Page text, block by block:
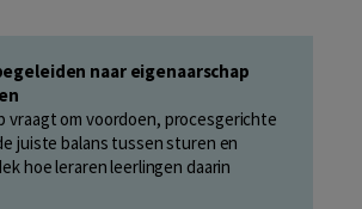
naar eigenaarschap
vraagt om voordoen, procesgerichte
juiste balans tussen sturen en
hoe leraren leerlingen daarin